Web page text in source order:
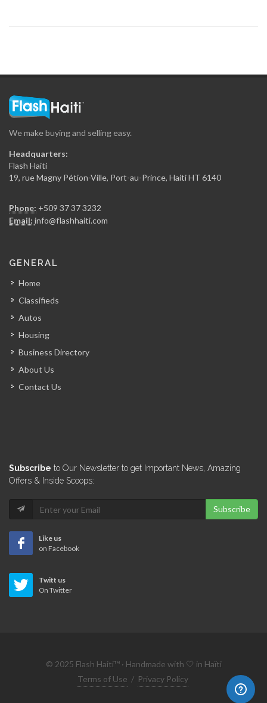
8255
Loop News
NouLive
AyitiSakapfet.com
6292
N.B. Haiti
6118
AlterPresse
We make buying and selling easy.
Headquarters:
Flash Haiti
19, rue Magny Pétion-Ville, Port-au-Prince, Haiti HT 6140
Phone: +509 37 37 3232
Email: info@flashhaiti.com
GENERAL
Home
Classifieds
Autos
Housing
Business Directory
About Us
Contact Us
Subscribe to Our Newsletter to get Important News, Amazing
Offers & Inside Scoops:
Subscribe
Like us
on Facebook
Twitt us
On Twitter
© 2025 Flash Haiti™ · Handmade with 🤍 in Haïti
Terms of Use / Privacy Policy